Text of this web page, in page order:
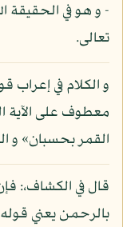
- و هو في الحقيقة
تعالى.
و الكلام في
معطوف على الآية
القمر بحسبان» و
قال في الكشاف،:
بالرحمن يعني